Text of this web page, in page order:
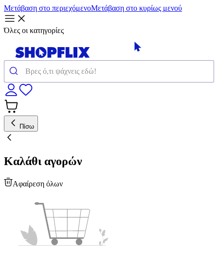
Μετάβαση στο περιεχόμενοΜετάβαση στο κυρίως μενού
Όλες οι κατηγορίες
Πίσω
Καλάθι αγορών
Αφαίρεση όλων